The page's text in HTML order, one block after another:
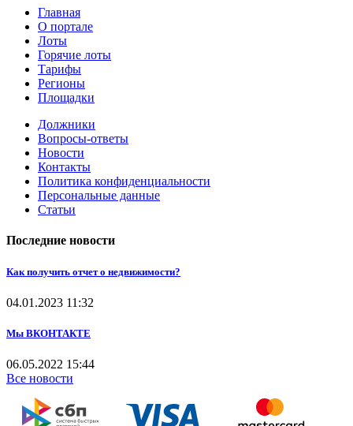
Главная
О портале
Лоты
Горячие лоты
Тарифы
Регионы
Площадки
Должники
Вопросы-ответы
Новости
Контакты
Политика конфиденциальности
Персональные данные
Статьи
Последние новости
Как получить отчет о недвижимости?
04.01.2023 11:32
Мы ВКОНТАКТЕ
06.05.2022 15:44
Все новости